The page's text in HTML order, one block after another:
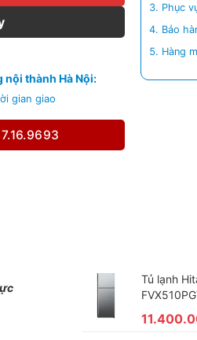
nội thành Hà Nội:
gian giao
Phục
Bảo
Hàng
Tủ lạnh